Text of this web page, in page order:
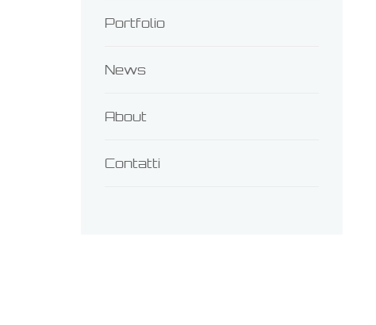
Portfolio
News
About
Contatti